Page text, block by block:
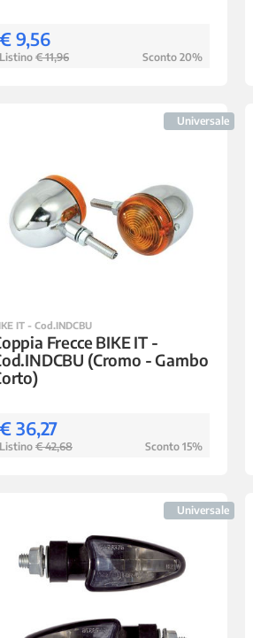
9,56
€ 11,96 Sconto 20%
Universale
IT - Cod.INDCBU
Frecce BIKE IT -
(Cromo - Gambo
36,27
€ 42,68 Sconto 15%
Universale